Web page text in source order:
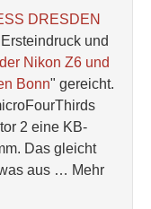
DRESDEN
und
Nikon Z6 und
Bonn" gereicht.
2 eine KB-
Das gleicht
aus … Mehr